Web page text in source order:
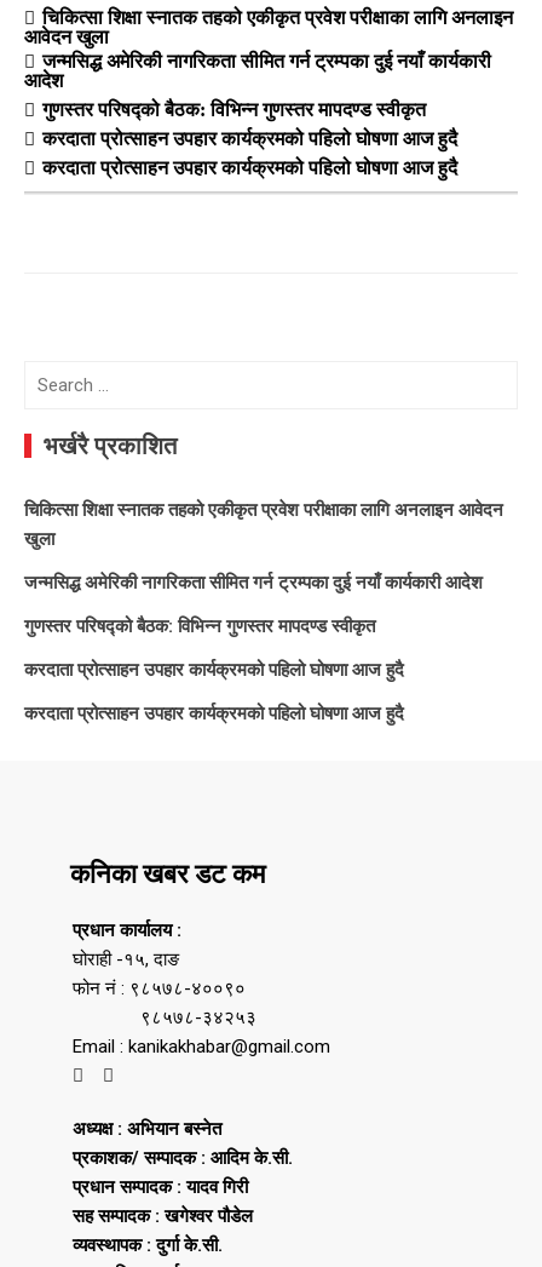
चिकित्सा शिक्षा स्नातक तहको एकीकृत प्रवेश परीक्षाका लागि अनलाइन
आवेदन खुला
जन्मसिद्ध अमेरिकी नागरिकता सीमित गर्न ट्रम्पका दुई नयाँ कार्यकारी
आदेश
गुणस्तर परिषद्को बैठक: विभिन्न गुणस्तर मापदण्ड स्वीकृत
करदाता प्रोत्साहन उपहार कार्यक्रमको पहिलो घोषणा आज हुदै
करदाता प्रोत्साहन उपहार कार्यक्रमको पहिलो घोषणा आज हुदै
Search
भर्खरै प्रकाशित
चिकित्सा शिक्षा स्नातक तहको एकीकृत प्रवेश परीक्षाका लागि अनलाइन आवेदन
खुला
जन्मसिद्ध अमेरिकी नागरिकता सीमित गर्न ट्रम्पका दुई नयाँ कार्यकारी आदेश
गुणस्तर परिषद्को बैठक: विभिन्न गुणस्तर मापदण्ड स्वीकृत
करदाता प्रोत्साहन उपहार कार्यक्रमको पहिलो घोषणा आज हुदै
करदाता प्रोत्साहन उपहार कार्यक्रमको पहिलो घोषणा आज हुदै
कनिका खबर डट कम
प्रधान कार्यालय :
घोराही -१५, दाङ
फोन नं : ९८५७८-४००९०
९८५७८-३४२५३
Email : kanikakhabar@gmail.com
अध्यक्ष : अभियान बस्नेत
प्रकाशक/ सम्पादक : आदिम के.सी.
प्रधान सम्पादक : यादव गिरी
सह सम्पादक : खगेश्वर पौडेल
व्यवस्थापक : दुर्गा के.सी.